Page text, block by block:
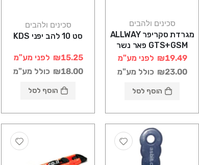
סכינים ולהבים
מגרדת סקריפר ALLWAY
GTS+GSM פאר נשר
₪19.49 לפני מע"מ
₪23.00 כולל מע"מ
הוסף לסל
סכינים ולהבים
סט 10 להב יפני KDS
₪15.25 לפני מע"מ
₪18.00 כולל מע"מ
הוסף לסל